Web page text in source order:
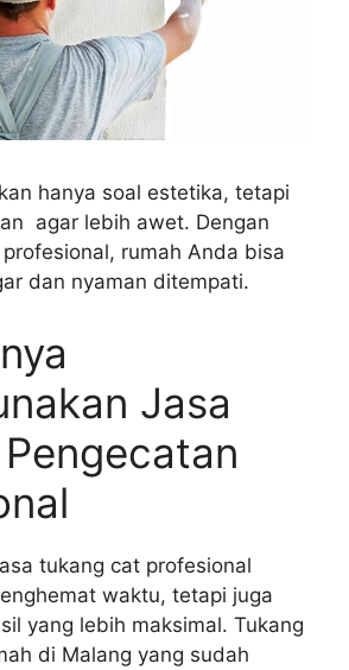
hanya soal estetika, tetapi
agar lebih awet. Dengan
rumah Anda bisa
dan nyaman ditempati.
Jasa
tukang cat profesional
waktu, tetapi juga
yang lebih maksimal. Tukang
di Malang yang sudah